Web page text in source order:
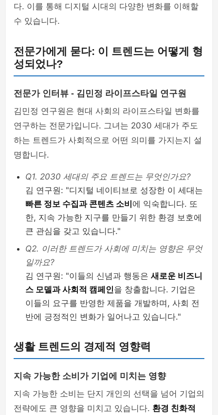
다. 이를 통해 디지털 시대의 다양한 변화를 이해할
수 있습니다.
전문가에게 묻다: 이 트렌드는 어떻게 형
성되었나?
전문가 인터뷰 - 김민정 라이프스타일 연구원
김민정 연구원은 현대 사회의 라이프스타일 변화를
연구하는 전문가입니다. 그녀는 2030 세대가 주도
하는 트렌드가 사회적으로 어떤 의미를 가지는지 설
명합니다.
Q1. 2030 세대의 주요 트렌드는 무엇인가요?
김 연구원: "디지털 네이티브로 성장한 이 세대는
빠른 정보 수집과 콘텐츠 소비 에 익숙합니다. 또
한, 지속 가능한 지구를 만들기 위한 환경 보호에
큰 관심을 갖고 있습니다."
Q2. 이러한 트렌드가 사회에 미치는 영향은 무엇
일까요?
김 연구원: "이들의 신념과 행동은 새로운 비즈니
스 모델과 사회적 캠페인을 창출합니다. 기업은
이들의 요구를 반영한 제품을 개발하며, 사회 전
반에 긍정적인 변화가 일어나고 있습니다."
생활 트렌드의 경제적 영향력
지속 가능한 소비가 기업에 미치는 영향
지속 가능한 소비는 단지 개인의 선택을 넘어 기업의
전략에도 큰 영향을 미치고 있습니다. 환경 친화적